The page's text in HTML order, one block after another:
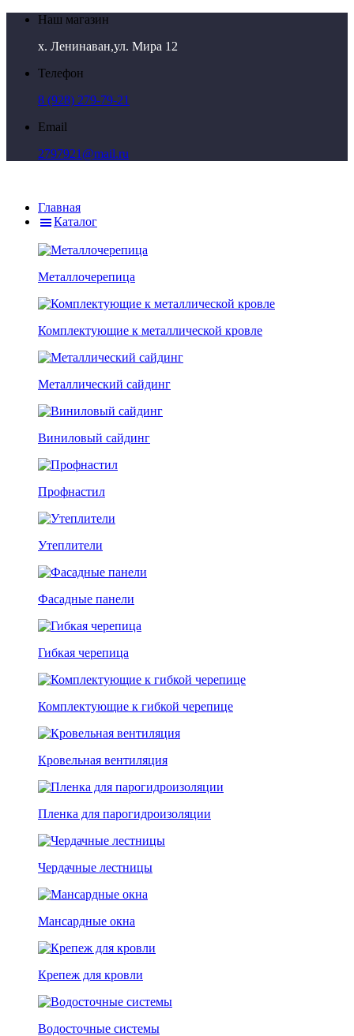
Наш магазин
х. Ленинаван,ул. Мира 12
Телефон
8 (928) 279-79-21
Email
2797921@mail.ru
Главная
Каталог
Металлочерепица
Комплектующие к металлической кровле
Металлический сайдинг
Виниловый сайдинг
Профнастил
Утеплители
Фасадные панели
Гибкая черепица
Комплектующие к гибкой черепице
Кровельная вентиляция
Пленка для парогидроизоляции
Чердачные лестницы
Мансардные окна
Крепеж для кровли
Водосточные системы